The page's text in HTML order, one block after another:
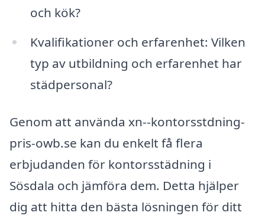
och kök?
Kvalifikationer och erfarenhet: Vilken
typ av utbildning och erfarenhet har
städpersonal?
Genom att använda xn--kontorsstdning-
pris-owb.se kan du enkelt få flera
erbjudanden för kontorsstädning i
Sösdala och jämföra dem. Detta hjälper
dig att hitta den bästa lösningen för ditt